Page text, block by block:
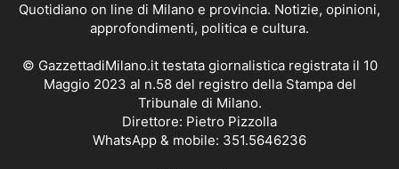
Quotidiano on line di Milano e provincia. Notizie, opinioni,
approfondimenti, politica e cultura.
© GazzettadiMilano.it testata giornalistica registrata il 10
Maggio 2023 al n.58 del registro della Stampa del
Tribunale di Milano.
Direttore: Pietro Pizzolla
WhatsApp & mobile: 351.5646236